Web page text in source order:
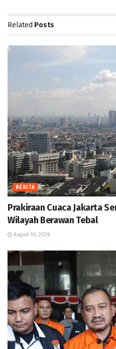
Related Posts
BERITA
Prakiraan Cuaca Jakarta
Wilayah Berawan Tebal
August 10, 2026